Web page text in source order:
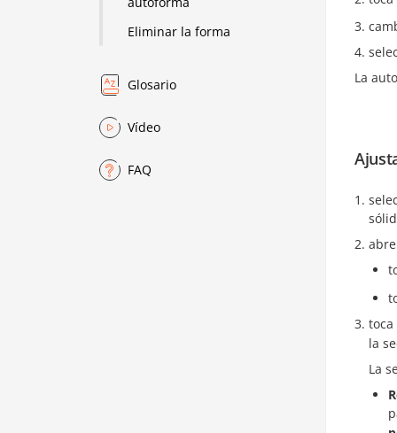
Eliminar la forma
Glosario
Vídeo
FAQ
La
la
La